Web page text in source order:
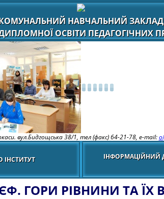
НАВЧАЛЬНИЙ ЗАКЛАД
ОСВІТИ ПЕДАГОГІЧНИХ
вул.Бидгощська 38/1, тел (факс) 64-21-78, e-mail:
ІНСТИТУТ ІНФОРМАЦІЙНИЙ
ГОРИ РІВНИНИ ТА ЇХ